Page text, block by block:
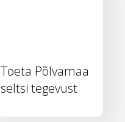
Toeta Põlvamaa
seltsi tegevust